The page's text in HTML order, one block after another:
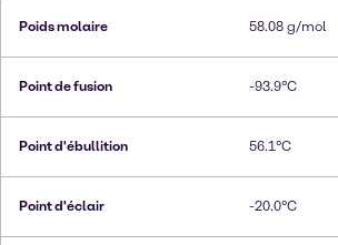
Poids molaire 58.08 g/mol
Point de fusion -93.9°C
Point d'ébullition 56.1°C
Point d'éclair -20.0°C